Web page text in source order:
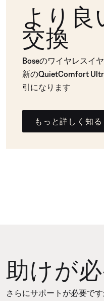
より良
交換
Boseのワイヤレスイ
新のQuietComfort
引になります
もっと詳しく知る
助けが
さらにサポートが必要で